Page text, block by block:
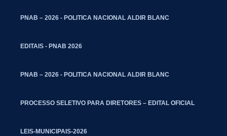
PNAB – 2026 - POLITICA NACIONAL ALDIR BLANC
EDITAIS - PNAB 2026
PNAB – 2026 - POLITICA NACIONAL ALDIR BLANC
PROCESSO SELETIVO PARA DIRETORES – EDITAL OFICIAL
LEIS-MUNICIPAIS-2026